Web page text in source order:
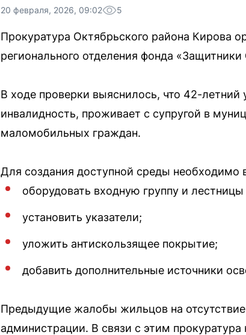
20 февраля, 2026, 09:02 5
Прокуратура Октябрьского района Кирова
регионального отделения фонда «Защитники
В ходе проверки выяснилось, что 42-
инвалидность, проживает с супругой в
маломобильных граждан.
Для создания доступной среды
оборудовать входную группу и
установить указатели;
уложить антискользящее покрытие;
добавить дополнительные источники
Предыдущие жалобы жильцов на
администрации. В связи с этим